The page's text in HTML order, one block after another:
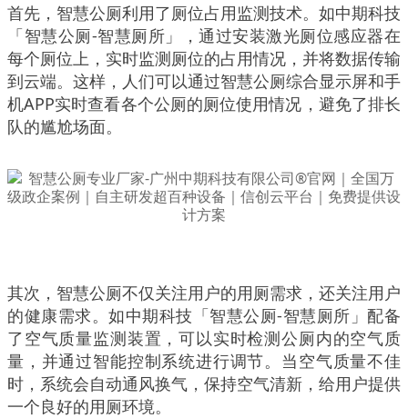
首先，智慧公厕利用了厕位占用监测技术。如中期科技
「智慧公厕-智慧厕所」，通过安装激光厕位感应器在
每个厕位上，实时监测厕位的占用情况，并将数据传输
到云端。这样，人们可以通过智慧公厕综合显示屏和手
机APP实时查看各个公厕的厕位使用情况，避免了排长
队的尴尬场面。
其次，智慧公厕不仅关注用户的用厕需求，还关注用户
的健康需求。如中期科技「智慧公厕-智慧厕所」配备
了空气质量监测装置，可以实时检测公厕内的空气质
量，并通过智能控制系统进行调节。当空气质量不佳
时，系统会自动通风换气，保持空气清新，给用户提供
一个良好的用厕环境。